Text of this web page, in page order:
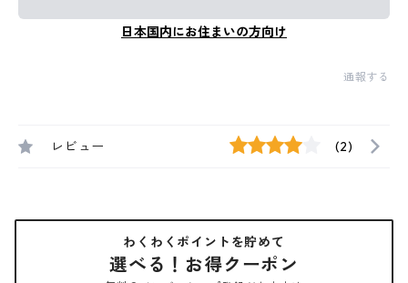
日本国内にお住まいの方向け
通報する
レビュー (2)
わくわくポイントを貯めて
選べる！お得クーポン